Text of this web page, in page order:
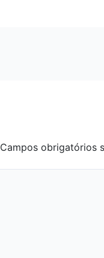
Campos obrigatórios